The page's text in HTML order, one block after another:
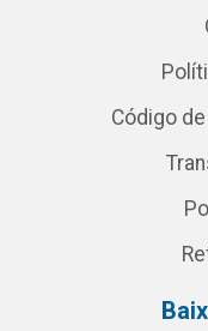
Código